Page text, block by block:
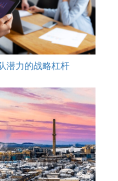
潜力的战略杠杆